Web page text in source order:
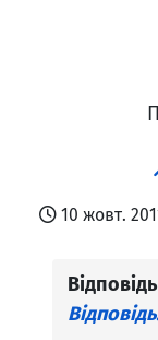
10 жовт.